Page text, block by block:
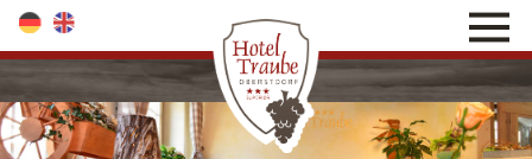
direkt zur Navigation
direkt zum Inhalt